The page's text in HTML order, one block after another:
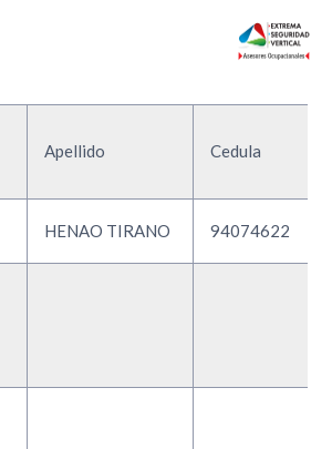
Apellido Cedula
HENAO TIRANO 94074622